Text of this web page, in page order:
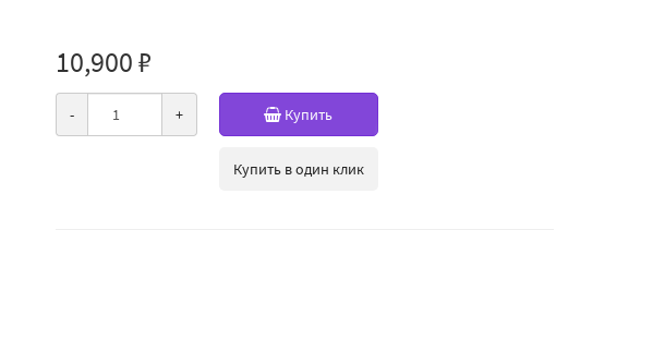
10,900 ₽
- + Купить
Купить в один клик